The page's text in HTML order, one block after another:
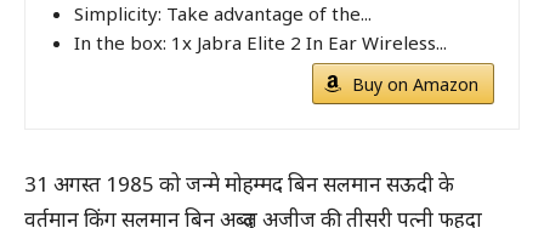
Simplicity: Take advantage of the...
In the box: 1x Jabra Elite 2 In Ear Wireless...
Buy on Amazon
31 अगस्त 1985 को जन्मे मोहम्मद बिन सलमान सऊदी के
वर्तमान किंग सलमान बिन अब्दुल अजीज की तीसरी पत्नी फहदा